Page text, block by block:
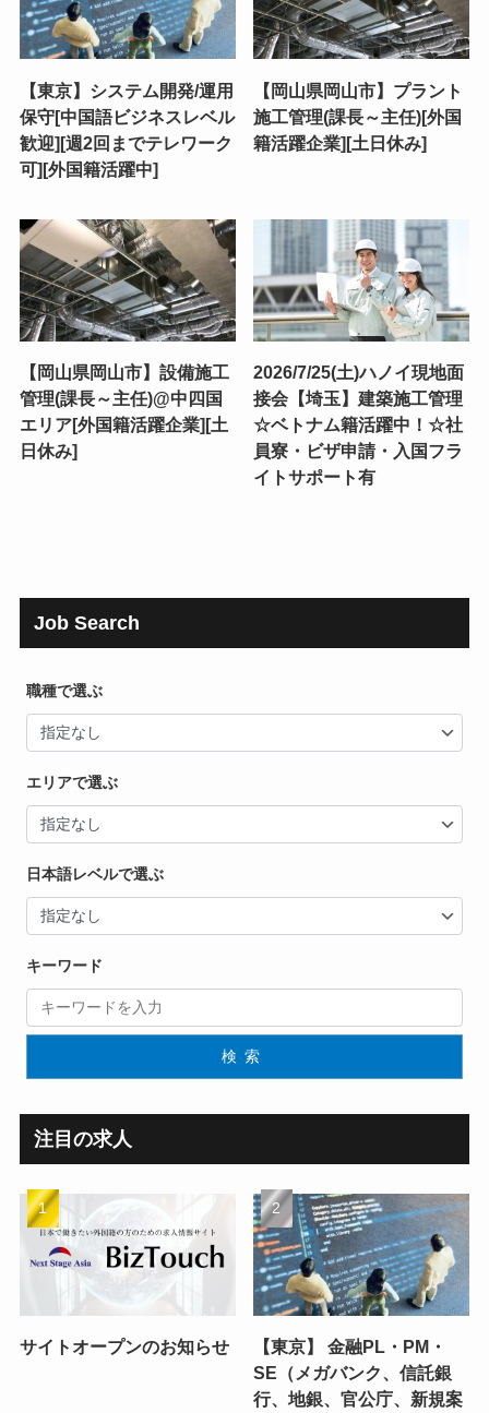
【東京】システム開発/運用
保守[中国語ビジネスレベル
歓迎][週2回までテレワーク
可][外国籍活躍中]
【岡山県岡山市】プラント
施工管理(課長～主任)[外国
籍活躍企業][土日休み]
【岡山県岡山市】設備施工
管理(課長～主任)@中四国
エリア[外国籍活躍企業][土
日休み]
2026/7/25(土)ハノイ現地面
接会【埼玉】建築施工管理
☆ベトナム籍活躍中！☆社
員寮・ビザ申請・入国フラ
イトサポート有
Job Search
職種で選ぶ
エリアで選ぶ
日本語レベルで選ぶ
キーワード
検索
注目の求人
サイトオープンのお知らせ
【東京】 金融PL・PM・
SE（メガバンク、信託銀
行、地銀、官公庁、新規案